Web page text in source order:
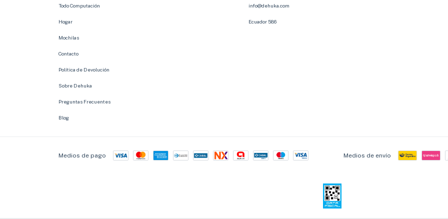
Todo Computación
Hogar
Mochilas
Contacto
Política de Devolución
Sobre Dehuka
Preguntas Frecuentes
Blog
info@dehuka.com
Ecuador 586
Medios de pago Medios de envío